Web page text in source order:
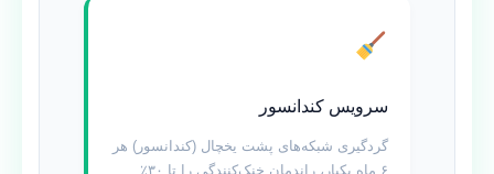
سرویس کندانسور
گردگیری شبکه‌های پشت یخچال (کندانسور) هر
۶ ماه یکبار، راندمان خنک‌کنندگی را تا ۳۰٪